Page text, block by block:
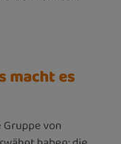
macht es
von